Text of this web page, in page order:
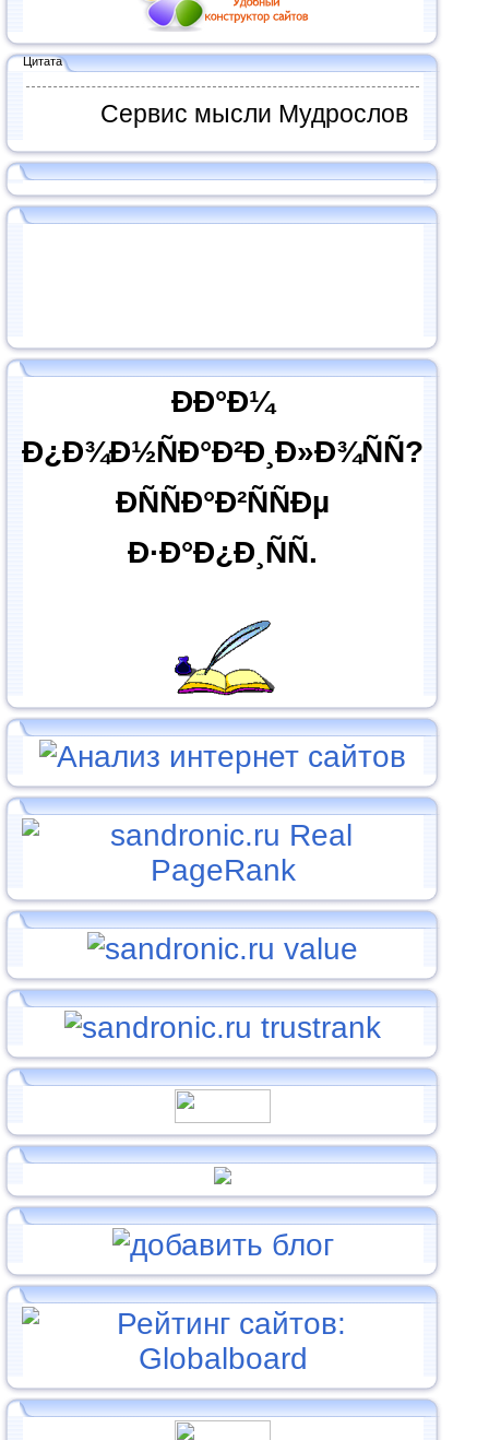
Цитата
Сервис мысли Мудрослов
ÐÐ°Ð¼
Ð¿Ð¾Ð½ÑÐ°Ð²Ð¸Ð»Ð¾ÑÑ?
ÐÑÑÐ°Ð²ÑÑÐµ
Ð·Ð°Ð¿Ð¸ÑÑ.